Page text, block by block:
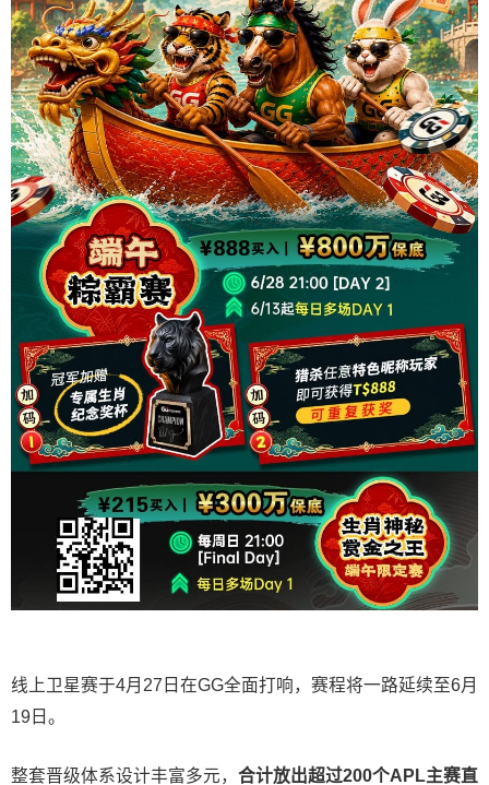
线上卫星赛于4月27日在GG全面打响，赛程将一路延续至6月
19日。
整套晋级体系设计丰富多元， 合计放出超过200个APL主赛直